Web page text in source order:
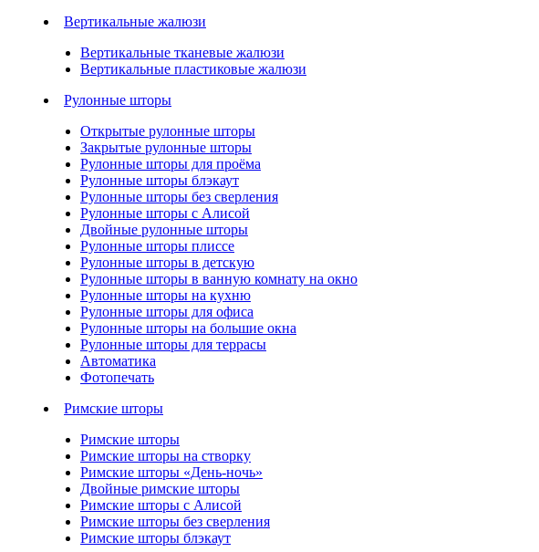
Вертикальные жалюзи
Вертикальные тканевые жалюзи
Вертикальные пластиковые жалюзи
Рулонные шторы
Открытые рулонные шторы
Закрытые рулонные шторы
Рулонные шторы для проёма
Рулонные шторы блэкаут
Рулонные шторы без сверления
Рулонные шторы с Алисой
Двойные рулонные шторы
Рулонные шторы плиссе
Рулонные шторы в детскую
Рулонные шторы в ванную комнату на окно
Рулонные шторы на кухню
Рулонные шторы для офиса
Рулонные шторы на большие окна
Рулонные шторы для террасы
Автоматика
Фотопечать
Римские шторы
Римские шторы
Римские шторы на створку
Римские шторы «День-ночь»
Двойные римские шторы
Римские шторы с Алисой
Римские шторы без сверления
Римские шторы блэкаут